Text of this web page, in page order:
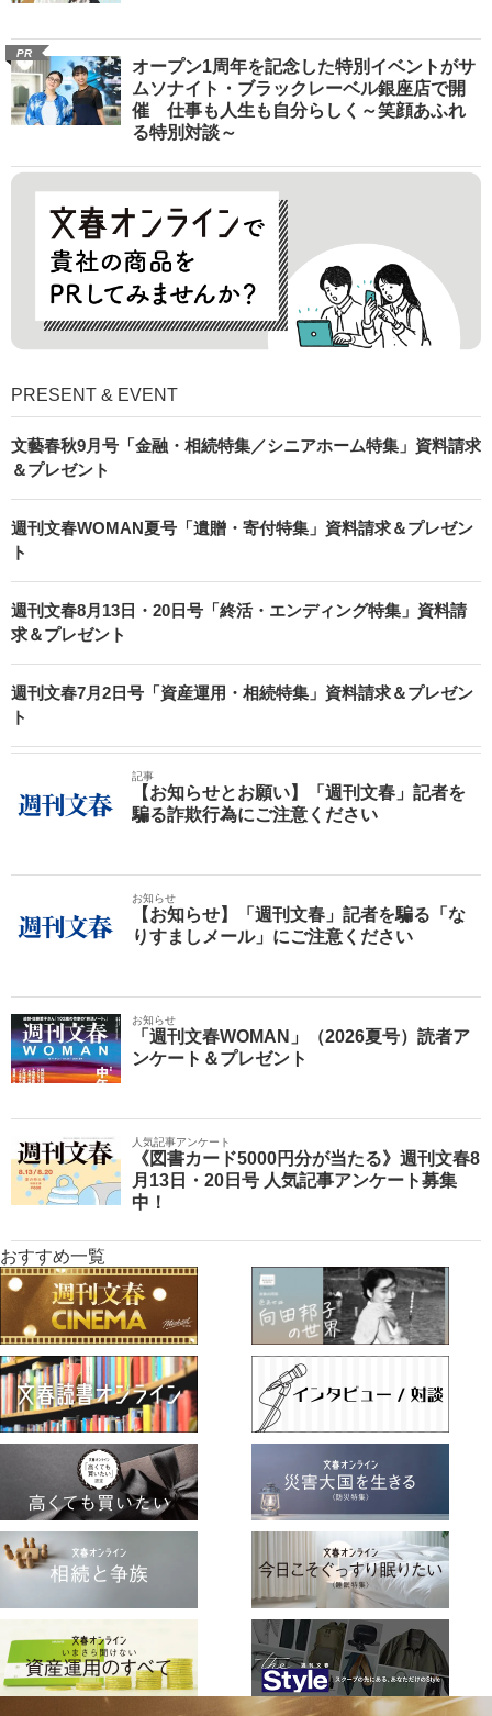
PR
オープン1周年を記念した特別イベントがサ
ムソナイト・ブラックレーベル銀座店で開
催 仕事も人生も自分らしく～笑顔あふれ
る特別対談～
PRESENT & EVENT
文藝春秋9月号「金融・相続特集／シニアホーム特集」資料請求
＆プレゼント
週刊文春WOMAN夏号「遺贈・寄付特集」資料請求＆プレゼン
ト
週刊文春8月13日・20日号「終活・エンディング特集」資料請
求＆プレゼント
週刊文春7月2日号「資産運用・相続特集」資料請求＆プレゼン
ト
記事
【お知らせとお願い】「週刊文春」記者を
騙る詐欺行為にご注意ください
お知らせ
【お知らせ】「週刊文春」記者を騙る「な
りすましメール」にご注意ください
お知らせ
「週刊文春WOMAN」（2026夏号）読者ア
ンケート＆プレゼント
人気記事アンケート
《図書カード5000円分が当たる》週刊文春8
月13日・20日号 人気記事アンケート募集
中！
おすすめ一覧